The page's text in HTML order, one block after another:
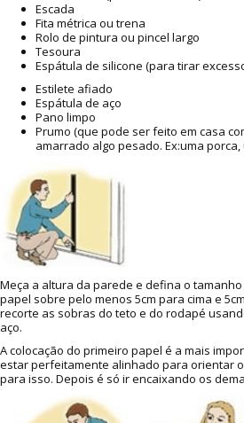
Escada
Fita métrica ou trena
Rolo de pintura ou pincel largo
Tesoura
Espátula de silicone (para tirar
Estilete afiado
Espátula de aço
Pano limpo
Prumo (que pode ser feito em casa
amarrado algo pesado. Ex:uma porca,
Meça a altura da parede e defina o
papel sobre pelo menos 5cm para cima e
recorte as sobras do teto e do rodapé
aço.
A colocação do primeiro papel é a mais
estar perfeitamente alinhado para orientar
para isso. Depois é só ir encaixando os